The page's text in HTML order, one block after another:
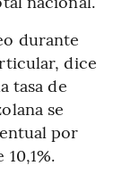
durante
dice
tasa de
se
por